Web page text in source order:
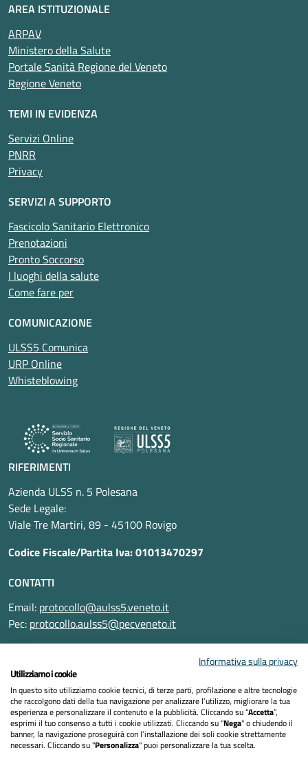
AREA ISTITUZIONALE
ARPAV
Ministero della Salute
Portale Sanità Regione del Veneto
Regione Veneto
TEMI IN EVIDENZA
Servizi Online
PNRR
Privacy
SERVIZI A SUPPORTO
Fascicolo Sanitario Elettronico
Prenotazioni
Pronto Soccorso
I luoghi della salute
Come fare per
COMUNICAZIONE
ULSS5 Comunica
URP Online
Whisteblowing
RIFERIMENTI
Azienda ULSS n. 5 Polesana
Sede Legale:
Viale Tre Martiri, 89 - 45100 Rovigo
Codice Fiscale/Partita Iva: 01013470297
CONTATTI
Email: protocollo@aulss5.veneto.it
Pec: protocollo.aulss5@pecveneto.it
Informativa privacy
Dichiarazione di accessibilità
Informativa sulla privacy
Utilizziamo i cookie
In questo sito utilizziamo cookie tecnici, di terze parti, profilazione e altre tecnologie
che raccolgono dati della tua navigazione per analizzare l’utilizzo, migliorare la tua
esperienza e personalizzare il contenuto e la pubblicità. Cliccando su “Accetta”,
esprimi il tuo consenso a tutti i cookie utilizzati. Cliccando su "Nega" o chiudendo il
banner, la navigazione proseguirà con l’installazione dei soli cookie strettamente
necessari. Cliccando su "Personalizza" puoi personalizzare la tua scelta.